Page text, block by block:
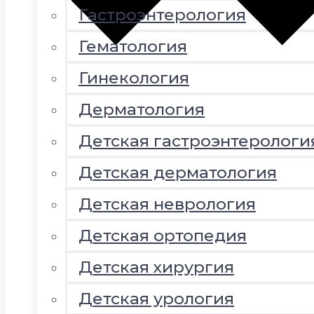
Гастроэнтерология
Гематология
Гинекология
Дерматология
Детская
Детская дерматология
Детская неврология
Детская ортопедия
Детская хирургия
Детская урология